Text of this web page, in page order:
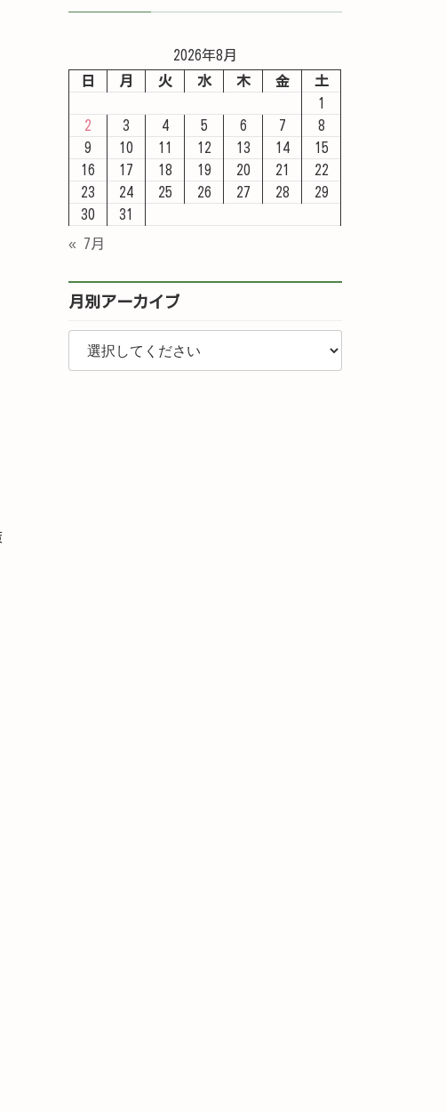
2026年8月
日
月 火 水 木 金
土
1
2
3 4 5 6 7
8
9
10 11 12 13 14
15
16
17 18 19 20 21
22
23
24 25 26 27 28
29
30
31
« 7月
月別アーカイブ